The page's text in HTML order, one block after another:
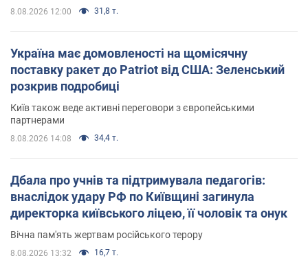
8.08.2026 12:00 31,8 т.
Україна має домовленості на щомісячну
поставку ракет до Patriot від США: Зеленський
розкрив подробиці
Київ також веде активні переговори з європейськими
партнерами
8.08.2026 14:08 34,4 т.
Дбала про учнів та підтримувала педагогів:
внаслідок удару РФ по Київщині загинула
директорка київського ліцею, її чоловік та онук
Вічна пам'ять жертвам російського терору
8.08.2026 13:32 16,7 т.